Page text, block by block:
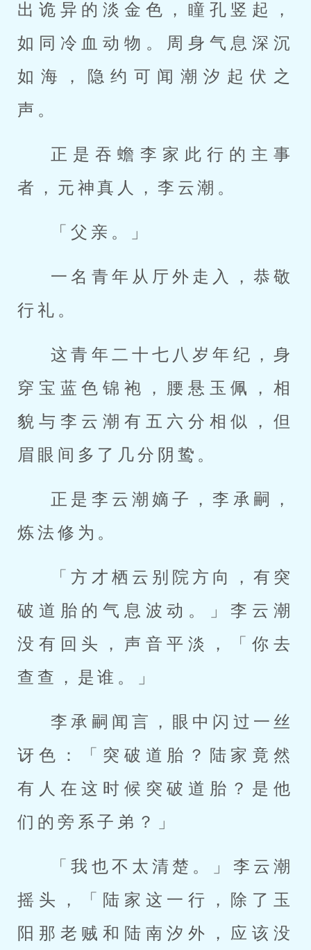
出诡异的淡金色，瞳孔竖起，
如同冷血动物。周身气息深沉
如海，隐约可闻潮汐起伏之
声。
正是吞蟾李家此行的主事
者，元神真人，李云潮。
「父亲。」
一名青年从厅外走入，恭敬
行礼。
这青年二十七八岁年纪，身
穿宝蓝色锦袍，腰悬玉佩，相
貌与李云潮有五六分相似，但
眉眼间多了几分阴鸷。
正是李云潮嫡子，李承嗣，
炼法修为。
「方才栖云别院方向，有突
破道胎的气息波动。」李云潮
没有回头，声音平淡，「你去
查查，是谁。」
李承嗣闻言，眼中闪过一丝
讶色：「突破道胎？陆家竟然
有人在这时候突破道胎？是他
们的旁系子弟？」
「我也不太清楚。」李云潮
摇头，「陆家这一行，除了玉
阳那老贼和陆南汐外，应该没